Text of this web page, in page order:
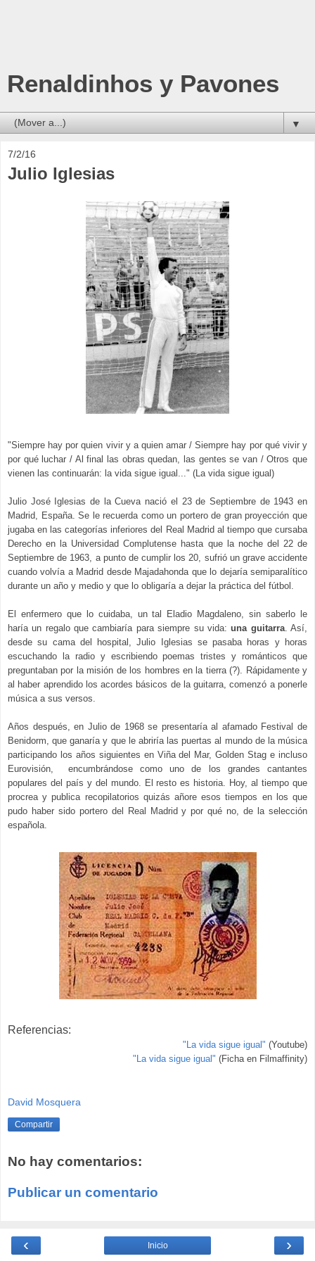
Renaldinhos y Pavones
▼
7/2/16
Julio Iglesias
"Siempre hay por quien vivir y a quien amar / Siempre hay por qué vivir y
por qué luchar / Al final las obras quedan, las gentes se van / Otros que
vienen las continuarán: la vida sigue igual..." (La vida sigue igual)
Julio José Iglesias de la Cueva nació el 23 de Septiembre de 1943 en
Madrid, España. Se le recuerda como un portero de gran proyección que
jugaba en las categorías inferiores del Real Madrid al tiempo que cursaba
Derecho en la Universidad Complutense hasta que la noche del 22 de
Septiembre de 1963, a punto de cumplir los 20, sufrió un grave accidente
cuando volvía a Madrid desde Majadahonda que lo dejaría semiparalítico
durante un año y medio y que lo obligaría a dejar la práctica del fútbol.
El enfermero que lo cuidaba, un tal Eladio Magdaleno, sin saberlo le
haría un regalo que cambiaría para siempre su vida:una guitarra. Así,
desde su cama del hospital, Julio Iglesias se pasaba horas y horas
escuchando la radio y escribiendo poemas tristes y románticos que
preguntaban por la misión de los hombres en la tierra (?). Rápidamente y
al haber aprendido los acordes básicos de la guitarra, comenzó a ponerle
música a sus versos.
Años después, en Julio de 1968 se presentaría al afamado Festival de
Benidorm, que ganaría y que le abriría las puertas al mundo de la música
participando los años siguientes en Viña del Mar, Golden Stag e incluso
Eurovisión, encumbrándose como uno de los grandes cantantes
populares del país y del mundo. El resto es historia. Hoy, al tiempo que
procrea y publica recopilatorios quizás añore esos tiempos en los que
pudo haber sido portero del Real Madrid y por qué no, de la selección
española.
Referencias:
"La vida sigue igual" (Youtube)
"La vida sigue igual" (Ficha en Filmaffinity)
David Mosquera
Compartir
No hay comentarios:
Publicar un comentario
‹ ›
Inicio